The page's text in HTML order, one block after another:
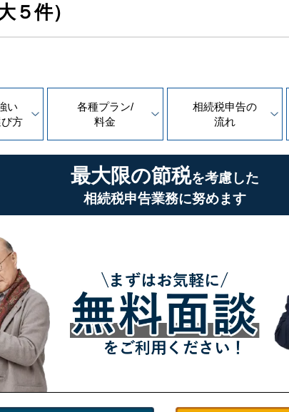
５件）
い
方
各種プラン/
料金
相続税申告の
流れ
最大限の節税を考慮した
相続税申告業務に努めます